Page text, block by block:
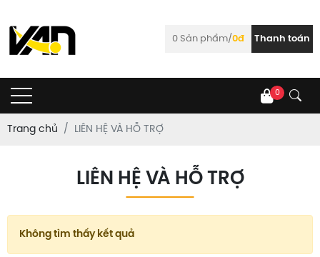
0 Sản phẩm/0đ Thanh toán
0
Trang chủ LIÊN HỆ VÀ HỖ TRỢ
LIÊN HỆ VÀ HỖ TRỢ
Không tìm thấy kết quả